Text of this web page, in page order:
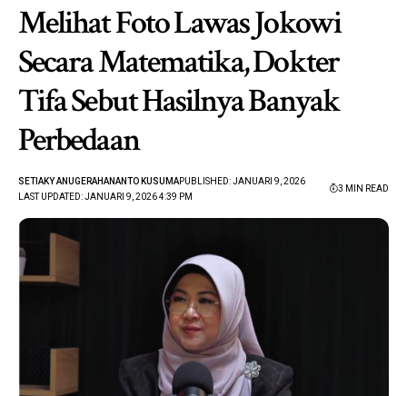
Melihat Foto Lawas Jokowi
Secara Matematika, Dokter
Tifa Sebut Hasilnya Banyak
Perbedaan
LAST UPDATED: JANUARI 9, 2026 4:39 PM
SETIAKY ANUGERAHANANTO KUSUMAPUBLISHED: JANUARI 9, 2026
3 MIN READ